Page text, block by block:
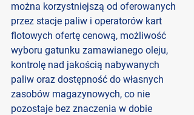
można korzystniejszą od oferowanych
przez stacje paliw i operatorów kart
flotowych ofertę cenową, możliwość
wyboru gatunku zamawianego oleju,
kontrolę nad jakością nabywanych
paliw oraz dostępność do własnych
zasobów magazynowych, co nie
pozostaje bez znaczenia w dobie